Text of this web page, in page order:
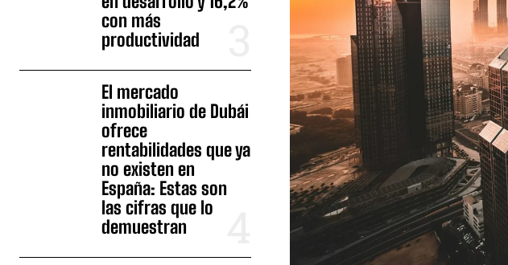
con más
productividad
El mercado
inmobiliario de Dubái
ofrece
rentabilidades que ya
no existen en
España: Estas son
las cifras que lo
demuestran